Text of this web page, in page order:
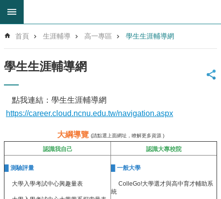
跳到主要內容區塊
階
搜
首
頁
網
覽
雲
林
教
首頁 生涯輔導 高一專區 學生生涯輔導網
學生生涯輔導網
點我連結：學生生涯輔導網
https://career.cloud.ncnu.edu.tw/navigation.aspx
大綱導覽 (請點選上面網址，瞭解更多資源)
認識我自己 認識大專校院
█ 測驗評量
大學入學考試中心興趣量表
█ 一般大學
ColleGo!大學選才與高中育才輔助系
統